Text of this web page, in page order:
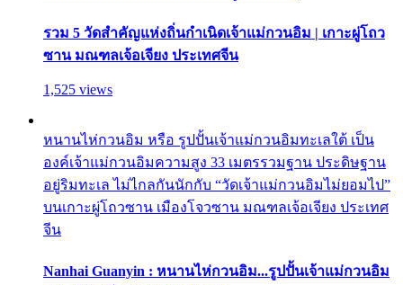
รวม 5 วัดสำคัญแห่งถิ่นกำเนิดเจ้าแม่กวนอิม | เกาะผู่โถว
ซาน มณฑลเจ้อเจียง ประเทศจีน
1,525 views
หนานไห่กวนอิม หรือ รูปปั้นเจ้าแม่กวนอิมทะเลใต้ เป็น
องค์เจ้าแม่กวนอิมความสูง 33 เมตรรวมฐาน ประดิษฐาน
อยู่ริมทะเล ไม่ไกลกันนักกับ “วัดเจ้าแม่กวนอิมไม่ยอมไป”
บนเกาะผู่โถวซาน เมืองโจวซาน มณฑลเจ้อเจียง ประเทศ
จีน
Nanhai Guanyin : หนานไห่กวนอิม...รูปปั้นเจ้าแม่กวนอิม